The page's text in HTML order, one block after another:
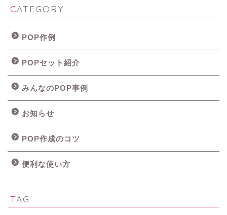
CATEGORY
POP作例
POPセット紹介
みんなのPOP事例
お知らせ
POP作成のコツ
便利な使い方
TAG